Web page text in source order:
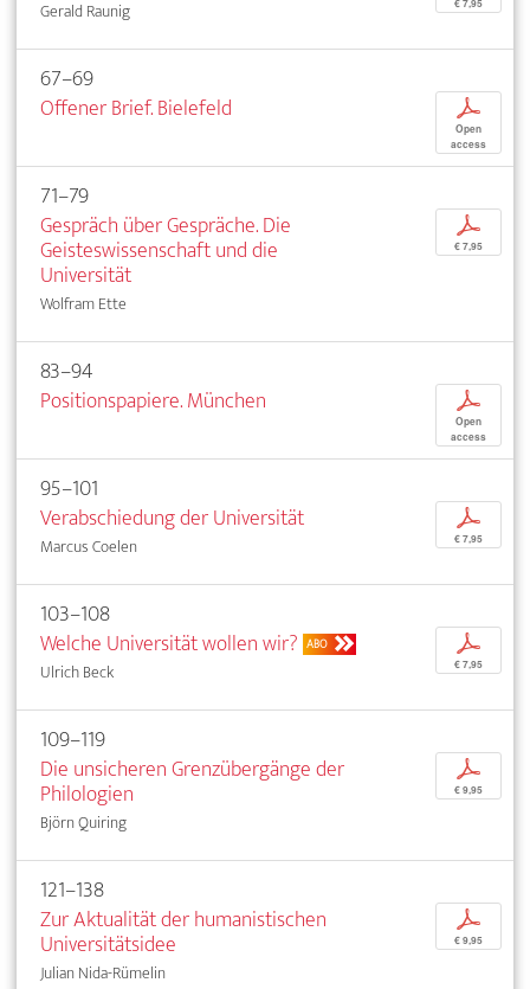
Gerald Raunig € 7,95
67–69
Offener Brief. Bielefeld
p
Open
access
71–79
Gespräch über Gespräche. Die
Geisteswissenschaft und die
Universität
Wolfram Ette
p
€ 7,95
83–94
Positionspapiere. München
p
Open
access
95–101
Verabschiedung der Universität
Marcus Coelen
p
€ 7,95
103–108
Welche Universität wollen wir? ABO
Ulrich Beck
p
€ 7,95
109–119
Die unsicheren Grenzübergänge der
Philologien
Björn Quiring
p
€ 9,95
121–138
Zur Aktualität der humanistischen
Universitätsidee
Julian Nida-Rümelin
p
€ 9,95